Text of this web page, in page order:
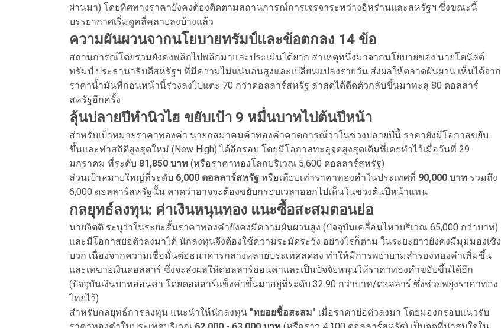
ผ่านมา) โดยทิศทางราคายังคงต้องติดตามสถานการณ์การเจรจาระหว่างอิหร่านและสหรัฐฯ ซึ่งขณะนี้
บรรยากาศเริ่มดูคลี่คลายลงบ้างแล้ว
ความผันผวนจากนโยบายทรัมป์และข้อตกลง 14 ข้อ
สถานการณ์โดยรวมยังคงพลิกไปพลิกมาและประเมินได้ยาก สาเหตุหนึ่งมาจากนโยบายของ นายโดนัลด์
ทรัมป์ ประธานาธิบดีสหรัฐฯ ที่มีความไม่แน่นอนสูงและเปลี่ยนแปลงรายวัน ส่งผลให้ตลาดผันผวน เห็นได้จาก
ราคาน้ำมันที่ก่อนหน้านี้ร่วงลงไปแตะ 70 กว่าดอลลาร์สหรัฐ ล่าสุดได้ดีดตัวกลับขึ้นมาทะลุ 80 ดอลลาร์
สหรัฐอีกครั้ง
ลุ้นปลายปีทำนิวไฮ ขยับเป้า 9 หมื่นบาทไปต้นปีหน้า
สำหรับเป้าหมายราคาทองคำ นายกสมาคมค้าทองคำคาดการณ์ว่าในช่วงปลายปีนี้ ราคายังมีโอกาสขยับ
ขึ้นและทำสถิติสูงสุดใหม่ (New High) ได้อีกรอบ โดยมีโอกาสทะลุจุดสูงสุดเดิมที่เคยทำไว้เมื่อวันที่ 29
มกราคม ที่ระดับ 81,850 บาท (หรือราคาทองโลกบริเวณ 5,600 ดอลลาร์สหรัฐ)
ส่วนเป้าหมายใหญ่ที่ระดับ 6,000 ดอลลาร์สหรัฐ หรือเทียบเท่าราคาทองคำในประเทศที่ 90,000 บาท รวมถึง
6,000 ดอลลาร์สหรัฐนั้น คาดว่าอาจจะต้องขยับกรอบเวลาออกไปเห็นในช่วงต้นปีหน้าแทน
กลยุทธ์ลงทุน: ค่าเงินหนุนทอง แนะซื้อสะสมตอนย่อ
นายจิตติ ระบุว่าในระยะสั้นราคาทองคำยังคงมีความผันผวนสูง (ปัจจุบันเคลื่อนไหวบริเวณ 65,000 กว่าบาท)
และมีโอกาสย่อตัวลงมาได้ นักลงทุนจึงต้องใช้ความระมัดระวัง อย่างไรก็ตาม ในระยะยาวยังคงมีมุมมองเชิง
บวก เนื่องจากความเชื่อมั่นต่อธนาคารกลางหลายประเทศลดลง ทำให้มีการพยายามสำรองทองคำเพิ่มขึ้น
และเทขายเงินดอลลาร์ ซึ่งจะส่งผลให้ดอลลาร์อ่อนค่าและเป็นปัจจัยหนุนให้ราคาทองคำขยับขึ้นได้อีก
(ปัจจุบันเงินบาทอ่อนค่า โดยดอลลาร์แข็งค่าขึ้นมาอยู่ที่ระดับ 32.90 กว่าบาท/ดอลลาร์ ซึ่งช่วยพยุงราคาทอง
ไทยไว้)
สำหรับกลยุทธ์การลงทุน แนะนำให้นักลงทุน "ทยอยซื้อสะสม" เมื่อราคาย่อตัวลงมา โดยมองกรอบแนวรับ